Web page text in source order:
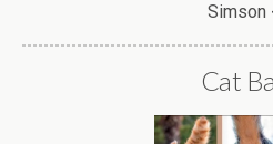
Simson
Cat